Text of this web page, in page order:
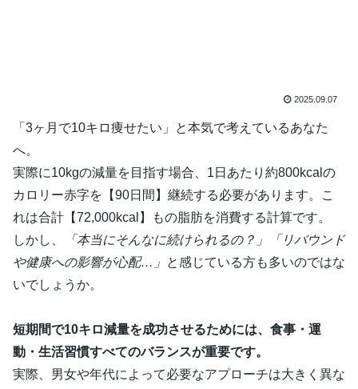
2025.09.07
「3ヶ月で10キロ痩せたい」と本気で考えているあなた
へ。
実際に10kgの減量を目指す場合、1日あたり約800kcalの
カロリー赤字を【90日間】継続する必要があります。こ
れは合計【72,000kcal】もの脂肪を消費する計算です。
しかし、
「本当にそんなに続けられるの？」「リバウンド
や健康への影響が心配…」 と感じている方も多いのではな
いでしょうか。
短期間で10キロ減量を成功させるためには、食事・運
動・生活習慣すべてのバランスが重要です。
実際、男女や年代によって必要なアプローチは大きく異な